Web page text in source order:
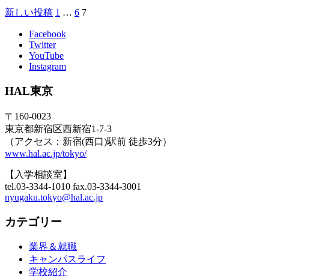
新しい投稿 1 … 6 7
Facebook
Twitter
YouTube
Instagram
HAL東京
〒160-0023
東京都新宿区西新宿1-7-3
（アクセス：新宿(西口)駅前 徒歩3分）
www.hal.ac.jp/tokyo/
【入学相談室】
tel.03-3344-1010 fax.03-3344-3001
nyugaku.tokyo@hal.ac.jp
カテゴリー
業界＆就職
キャンパスライフ
学校紹介